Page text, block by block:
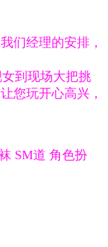
们经理的安排，
到现场大把挑
您玩开心高兴，
SM道 角色扮